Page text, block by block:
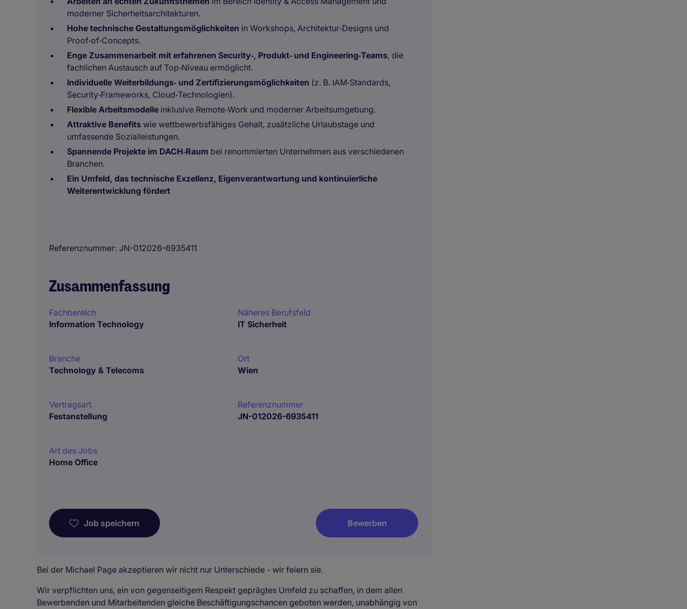
moderner Sicherheitsarchitekturen.
Hohe technische Gestaltungsmöglichkeiten in Workshops, Architektur‑Designs und
Proof‑of‑Concepts.
Enge Zusammenarbeit mit erfahrenen Security‑, Produkt‑ und Engineering‑Teams, die
fachlichen Austausch auf Top‑Niveau ermöglicht.
Individuelle Weiterbildungs‑ und Zertifizierungsmöglichkeiten (z. B. IAM‑Standards,
Security‑Frameworks, Cloud‑Technologien).
Flexible Arbeitsmodelle inklusive Remote‑Work und moderner Arbeitsumgebung.
Attraktive Benefits wie wettbewerbsfähiges Gehalt, zusätzliche Urlaubstage und
umfassende Sozialleistungen.
Spannende Projekte im DACH‑Raum bei renommierten Unternehmen aus verschiedenen
Branchen.
Ein Umfeld, das technische Exzellenz, Eigenverantwortung und kontinuierliche
Weiterentwicklung fördert
Referenznummer JN-012026-6935411
Zusammenfassung
Fachbereich
Information Technology
Näheres Berufsfeld
IT Sicherheit
Branche
Technology & Telecoms
Ort
Wien
Vertragsart
Festanstellung
Referenznummer
JN-012026-6935411
Art des Jobs
Home Office
Job speichern Bewerben
Bei der Michael Page akzeptieren wir nicht nur Unterschiede - wir feiern sie.
Wir verpflichten uns, ein von gegenseitigem Respekt geprägtes Umfeld zu schaffen, in dem allen
Bewerbenden und Mitarbeitenden gleiche Beschäftigungschancen geboten werden, unabhängig von